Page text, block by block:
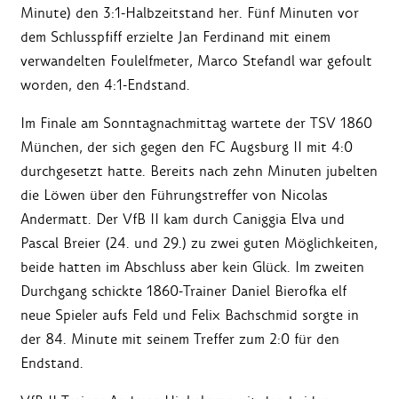
Minute) den 3:1-Halbzeitstand her. Fünf Minuten vor
dem Schlusspfiff erzielte Jan Ferdinand mit einem
verwandelten Foulelfmeter, Marco Stefandl war gefoult
worden, den 4:1-Endstand.
Im Finale am Sonntagnachmittag wartete der TSV 1860
München, der sich gegen den FC Augsburg II mit 4:0
durchgesetzt hatte. Bereits nach zehn Minuten jubelten
die Löwen über den Führungstreffer von Nicolas
Andermatt. Der VfB II kam durch Caniggia Elva und
Pascal Breier (24. und 29.) zu zwei guten Möglichkeiten,
beide hatten im Abschluss aber kein Glück. Im zweiten
Durchgang schickte 1860-Trainer Daniel Bierofka elf
neue Spieler aufs Feld und Felix Bachschmid sorgte in
der 84. Minute mit seinem Treffer zum 2:0 für den
Endstand.